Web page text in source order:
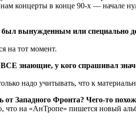
концерты в конце 90-х —
вынужденным или специально
на тот момент.
знающие, у кого спрашивал
надо учитывать, что к
от Западного Фронта? Чего-то
что на «АнТропе» пишется новый